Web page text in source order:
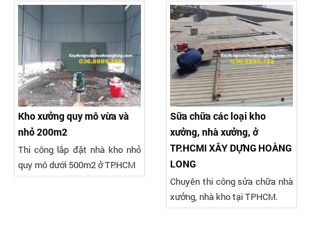
Kho xưởng quy mô vừa và
nhỏ 200m2
Thi công lắp đặt nhà kho nhỏ
quy mô dưới 500m2 ở TP.HCM
Sữa chữa các loại kho
xưởng, nhà xưởng, ở
TP.HCMI XÂY DỰNG HOÀNG
LONG
Chuyên thi công sửa chữa nhà
xưởng, nhà kho tại TPHCM.